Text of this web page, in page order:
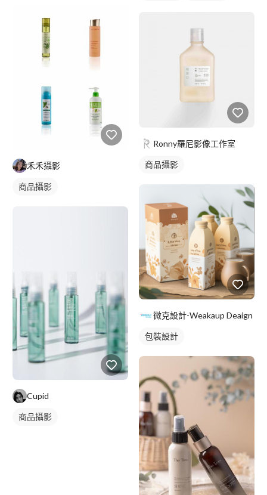
禾禾攝影
商品攝影
Cupid
商品攝影
Ronny羅尼影像工作室
商品攝影
微克設計-Weakaup Deaign
包裝設計